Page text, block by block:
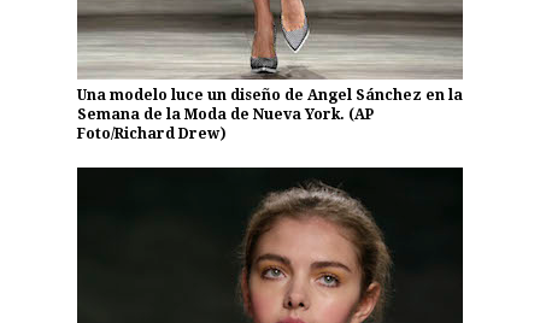
Una modelo luce un diseño de Angel Sánchez en la
Semana de la Moda de Nueva York. (AP
Foto/Richard Drew)